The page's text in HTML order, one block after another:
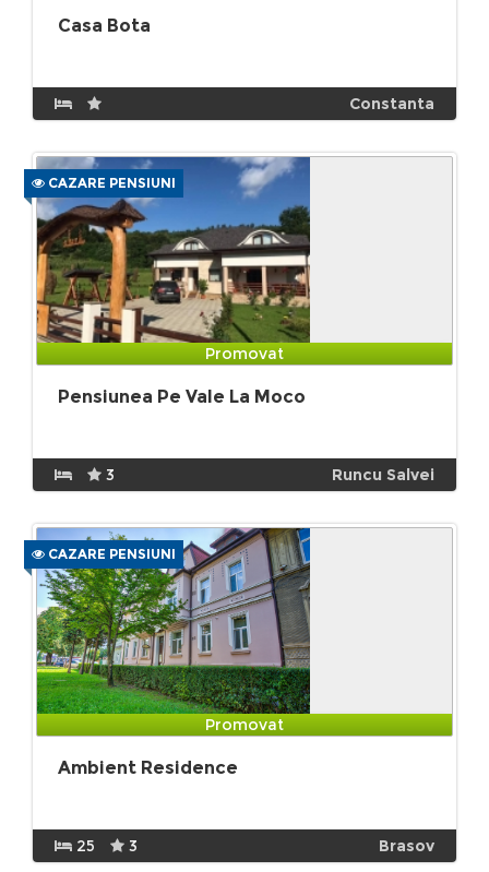
Casa Bota
Constanta
CAZARE PENSIUNI
Promovat
Pensiunea Pe Vale La Moco
3 Runcu Salvei
CAZARE PENSIUNI
Promovat
Ambient Residence
25 3 Brasov